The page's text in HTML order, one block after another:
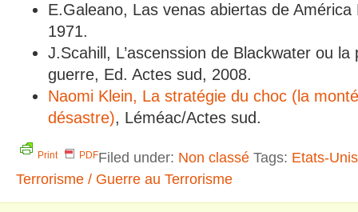
E.Galeano, Las venas abiertas de
1971.
J.Scahill, L’ascenssion de Blackwater ou
guerre, Ed. Actes sud, 2008.
Naomi Klein, La stratégie du choc (la
désastre), Léméac/Actes sud.
Print PDFFiled under: Non classé Tags: Etats-Unis
Terrorisme / Guerre au Terrorisme